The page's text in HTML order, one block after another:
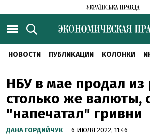
НОВОСТИ ПУБЛИКАЦИИ КОЛОНКИ
НБУ в мае продал из
столько же валюты,
"напечатал" гривни
ДАНА ГОРДИЙЧУК — 6 ИЮЛЯ 2022, 11:46